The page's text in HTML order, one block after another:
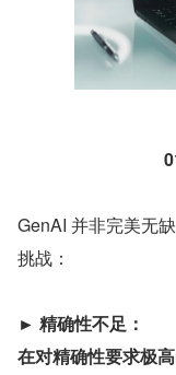
GenAI 并非完美无
挑战：
► 精确性不足：
在对精确性要求极